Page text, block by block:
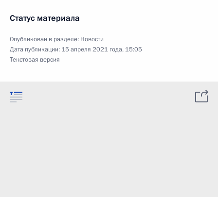
Статус материала
Опубликован в разделе: Новости
Дата публикации: 15 апреля 2021 года, 15:05
Текстовая версия